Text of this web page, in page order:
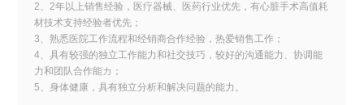
2、2年以上销售经验，医疗器械、医药行业优先，有心脏手术高值耗
材技术支持经验者优先；
3、熟悉医院工作流程和经销商合作经验，热爱销售工作；
4、具有较强的独立工作能力和社交技巧，较好的沟通能力、协调能
力和团队合作能カ；
5、身体健康，具有独立分析和解决问题的能力。